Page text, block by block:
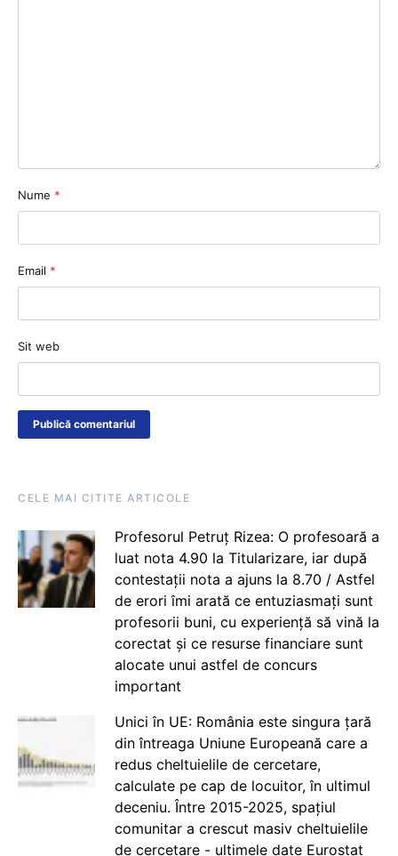
Nume *
Email *
Sit web
CELE MAI CITITE ARTICOLE
Profesorul Petruț Rizea: O profesoară a
luat nota 4.90 la Titularizare, iar după
contestații nota a ajuns la 8.70 / Astfel
de erori îmi arată ce entuziasmați sunt
profesorii buni, cu experiență să vină la
corectat și ce resurse financiare sunt
alocate unui astfel de concurs
important
Unici în UE: România este singura țară
din întreaga Uniune Europeană care a
redus cheltuielile de cercetare,
calculate pe cap de locuitor, în ultimul
deceniu. Între 2015-2025, spațiul
comunitar a crescut masiv cheltuielile
de cercetare - ultimele date Eurostat